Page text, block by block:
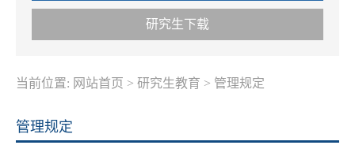
研究生下载
当前位置: 网站首页 > 研究生教育 > 管理规定
管理规定